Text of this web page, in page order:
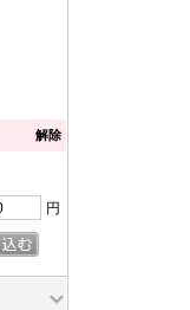
解除
円